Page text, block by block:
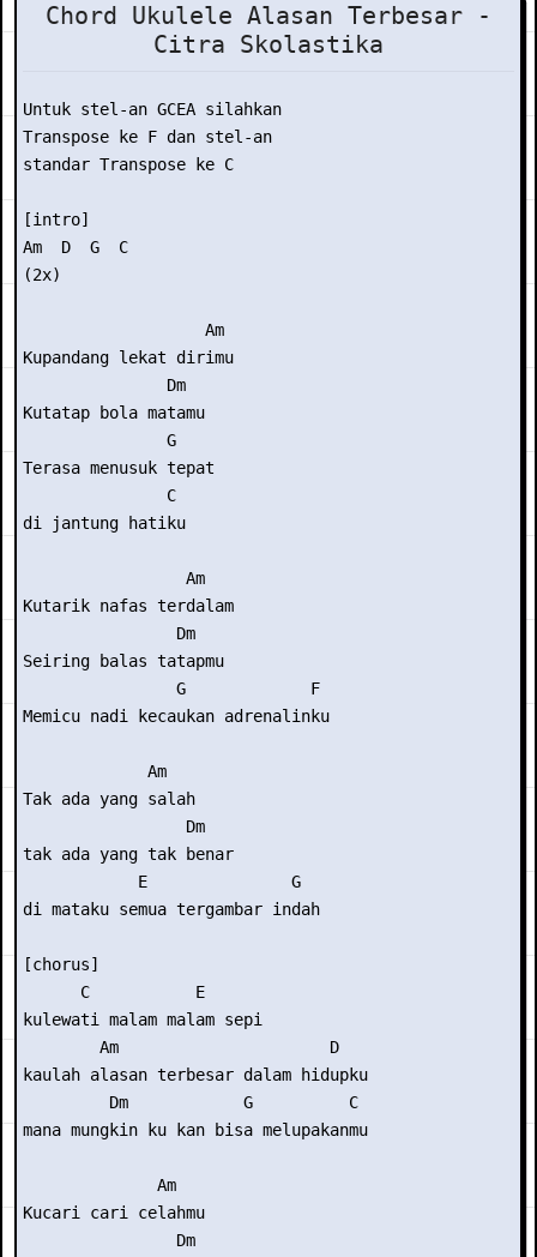
Chord Ukulele Alasan Terbesar -
Citra Skolastika
Untuk stel-an GCEA silahkan
Transpose ke F dan stel-an
standar Transpose ke C
[intro]
Am  D  G  C
(2x)
                   Am
Kupandang lekat dirimu
               Dm
Kutatap bola matamu
               G
Terasa menusuk tepat
               C
di jantung hatiku
                 Am
Kutarik nafas terdalam
                Dm
Seiring balas tatapmu
                G             F
Memicu nadi kecaukan adrenalinku
             Am
Tak ada yang salah
                 Dm
tak ada yang tak benar
            E               G
di mataku semua tergambar indah
[chorus]
      C           E
kulewati malam malam sepi
        Am                      D
kaulah alasan terbesar dalam hidupku
         Dm            G          C
mana mungkin ku kan bisa melupakanmu
              Am
Kucari cari celahmu
                Dm